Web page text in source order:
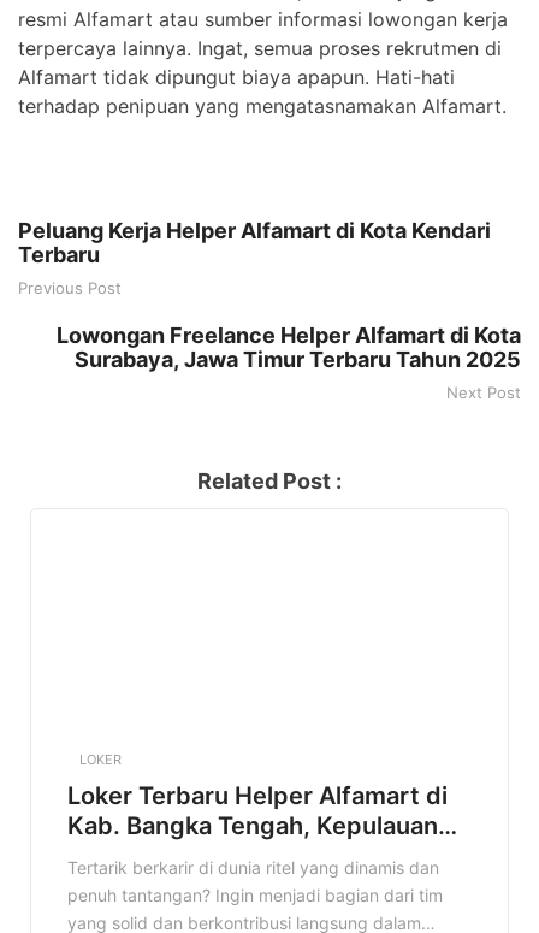
resmi Alfamart atau sumber informasi lowongan kerja
terpercaya lainnya. Ingat, semua proses rekrutmen di
Alfamart tidak dipungut biaya apapun. Hati-hati
terhadap penipuan yang mengatasnamakan Alfamart.
Peluang Kerja Helper Alfamart di Kota Kendari
Terbaru
Previous Post
Lowongan Freelance Helper Alfamart di Kota
Surabaya, Jawa Timur Terbaru Tahun 2025
Next Post
Related Post :
LOKER
Loker Terbaru Helper Alfamart di
Kab. Bangka Tengah, Kepulauan
Bangka Belitung Terbaru Tahun
2025
Tertarik berkarir di dunia ritel yang dinamis dan
penuh tantangan? Ingin menjadi bagian dari tim
yang solid dan berkontribusi langsung dalam